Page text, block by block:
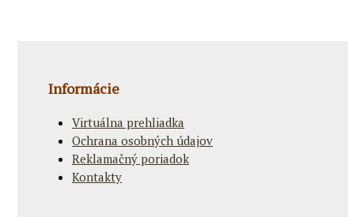
Informácie
Virtuálna prehliadka
Ochrana osobných údajov
Reklamačný poriadok
Kontakty